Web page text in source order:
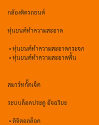
กล้องติดรถยนต์
หุ่นยนต์ทำความสะอาด
•หุ่นยนต์ทำความสะอาดกระจก
•หุ่นยนต์ทำความสะอาดพื้น
สมาร์ทกั๊ตเจ็ต
ระบบล็อคประตู อัจฉริยะ
•ดิจิตอลล็อค